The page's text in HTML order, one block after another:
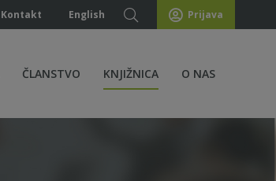
Kontakt English Prijava
ČLANSTVO KNJIŽNICA O NAS